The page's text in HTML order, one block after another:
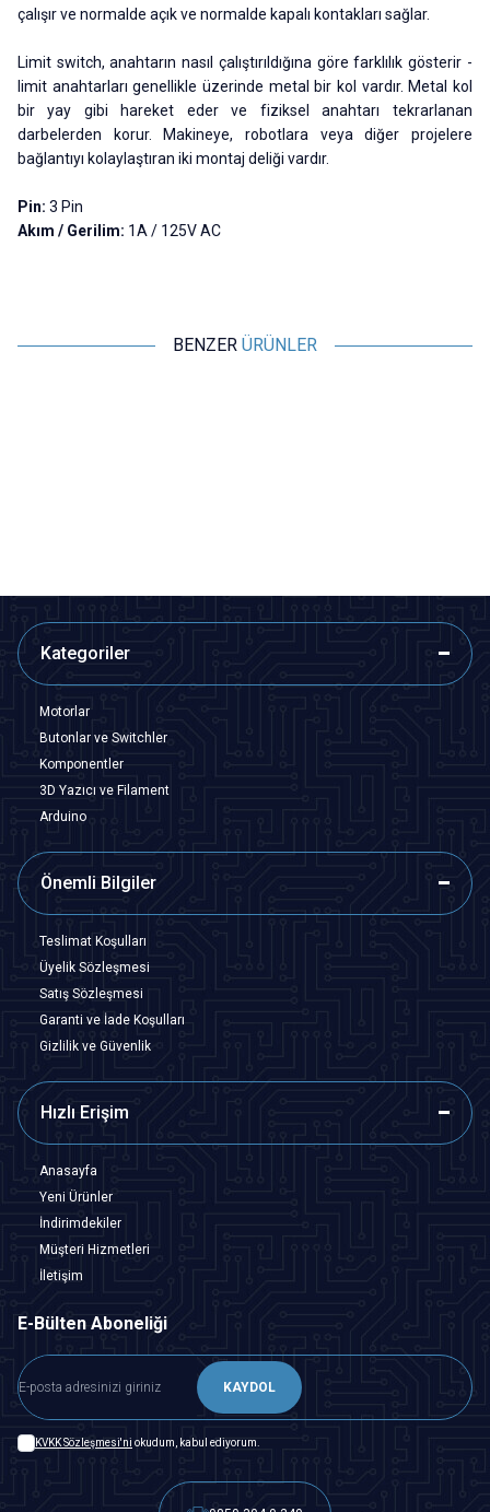
çalışır ve normalde açık ve normalde kapalı kontakları sağlar.
Limit switch, anahtarın nasıl çalıştırıldığına göre farklılık gösterir -
limit anahtarları genellikle üzerinde metal bir kol vardır. Metal kol
bir yay gibi hareket eder ve fiziksel anahtarı tekrarlanan
darbelerden korur. Makineye, robotlara veya diğer projelere
bağlantıyı kolaylaştıran iki montaj deliği vardır.
Pin: 3 Pin
Akım / Gerilim: 1A / 125V AC
BENZER ÜRÜNLER
Kategoriler
Motorlar
Butonlar ve Switchler
Komponentler
3D Yazıcı ve Filament
Arduino
Önemli Bilgiler
Teslimat Koşulları
Üyelik Sözleşmesi
Satış Sözleşmesi
Garanti ve İade Koşulları
Gizlilik ve Güvenlik
Hızlı Erişim
Anasayfa
Yeni Ürünler
İndirimdekiler
Müşteri Hizmetleri
İletişim
E-Bülten Aboneliği
KAYDOL
KVKK Sözleşmesi'ni okudum, kabul ediyorum.